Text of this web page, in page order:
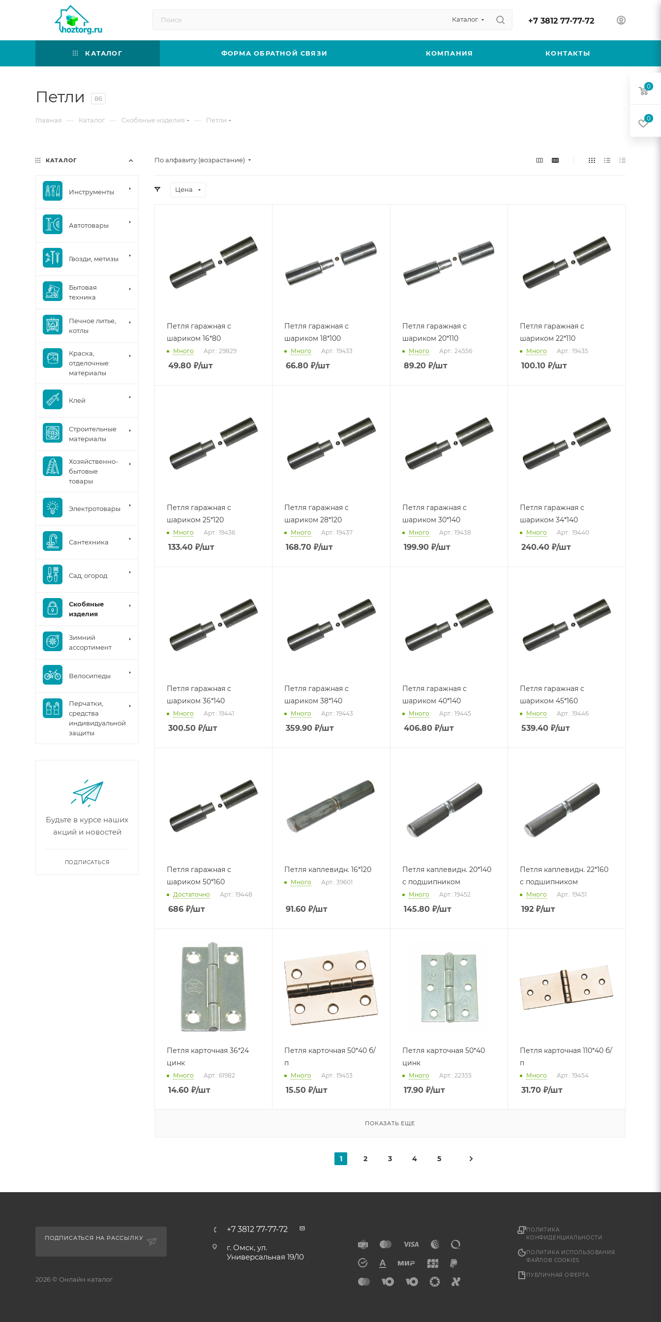
Каталог +7 3812 77-77-72
КАТАЛОГ ФОРМА ОБРАТНОЙ СВЯЗИ КОМПАНИЯ КОНТАКТЫ
Петли 86
Главная — Каталог — Скобяные изделия — Петли
По алфавиту (возрастание)
Цена
Петля гаражная с
шариком 16*80
Много Арт.: 29829
49.80 ₽/шт
Петля гаражная с
шариком 18*100
Много Арт.: 19433
66.80 ₽/шт
Петля гаражная с
шариком 20*110
Много Арт.: 24556
89.20₽/шт
Петля гаражная с
шариком 22*110
Много Арт.: 19435
100.10₽/шт
Петля гаражная с
шариком 25*120
Много Арт.: 19436
133.40 ₽/шт
Петля гаражная с
шариком 28*120
Много Арт.: 19437
168.70 ₽/шт
Петля гаражная с
шариком 30*140
Много Арт.: 19438
199.90₽/шт
Петля гаражная с
шариком 34*140
Много Арт.: 19440
240.40₽/шт
Петля гаражная с
шариком 36*140
Много Арт.: 19441
300.50 ₽/шт
Петля гаражная с
шариком 38*140
Много Арт.: 19443
359.90 ₽/шт
Петля гаражная с
шариком 40*140
Много Арт.: 19445
406.80₽/шт
Петля гаражная с
шариком 45*160
Много Арт.: 19446
539.40₽/шт
Петля гаражная с
шариком 50*160
Достаточно Арт.: 19448
686 ₽/шт
Петля каплевидн. 16*120
Много Арт.: 39601
91.60 ₽/шт
Петля каплевидн. 20*140
с подшипником
Много Арт.: 19452
145.80₽/шт
Петля каплевидн. 22*160
с подшипником
Много Арт.: 19451
192₽/шт
Петля карточная 36*24
цинк
Много Арт.: 61982
14.60 ₽/шт
Петля карточная 50*40 б/
п
Много Арт.: 19453
15.50 ₽/шт
Петля карточная 50*40
цинк
Много Арт.: 22355
17.90₽/шт
Петля карточная 110*40 б/
п
Много Арт.: 19454
31.70₽/шт
ПОКАЗАТЬ ЕЩЕ
1 2 3 4 5
КАТАЛОГ
Инструменты
Автотовары
Гвозди, метизы
Бытовая
техника
Печное литье,
котлы
Краска,
отделочные
материалы
Клей
Строительные
материалы
Хозяйственно-
бытовые
товары
Электротовары
Сантехника
Сад, огород
Скобяные
изделия
Зимний
ассортимент
Велосипеды
Перчатки,
средства
индивидуальной
защиты
Будьте в курсе наших
акций и новостей
ПОДПИСАТЬСЯ
ПОДПИСАТЬСЯ НА РАССЫЛКУ
2026 © Онлайн каталог
+7 3812 77-77-72
г. Омск, ул.
Универсальная 19/10
ПОЛИТИКА
КОНФИДЕНЦИАЛЬНОСТИ
ПОЛИТИКА ИСПОЛЬЗОВАНИЯ
ФАЙЛОВ COOKIES
ПУБЛИЧНАЯ ОФЕРТА
0
0